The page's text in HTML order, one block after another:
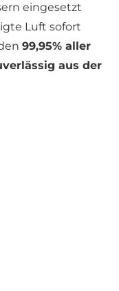
eingesetzt
Luft sofort
99,95% aller
aus der